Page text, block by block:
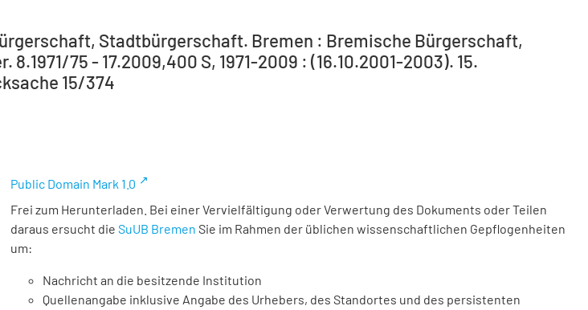
Stadtbürgerschaft. Bremen : Bremische Bürgerschaft,
75 - 17.2009,400 S, 1971-2009 : (16.10.2001-2003). 15.
15/374
Public Domain Mark 1.0
Frei zum Herunterladen. Bei einer Vervielfältigung oder Verwertung des Dokuments oder Teilen
daraus ersucht die SuUB Bremen Sie im Rahmen der üblichen wissenschaftlichen Gepflogenheiten
um:
Nachricht an die besitzende Institution
Quellenangabe inklusive Angabe des Urhebers, des Standortes und des persistenten